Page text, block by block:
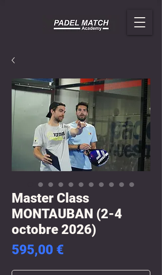
Master Class
MONTAUBAN (2-4
octobre 2026)
595,00 €